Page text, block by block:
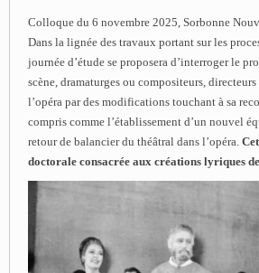
Colloque du 6 novembre 2025, Sorbonne
Dans la lignée des travaux portant sur les
journée d’étude se proposera d’interroger le
scène, dramaturges ou compositeurs,
l’opéra par des modifications touchant à sa
compris comme l’établissement d’un nouvel
retour de balancier du théâtral dans l’opéra.
doctorale consacrée aux créations lyriques